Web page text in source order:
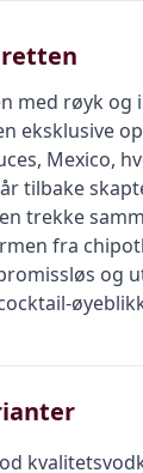
med røyk og
eksklusive
Mexico,
tilbake
trekke
fra
og